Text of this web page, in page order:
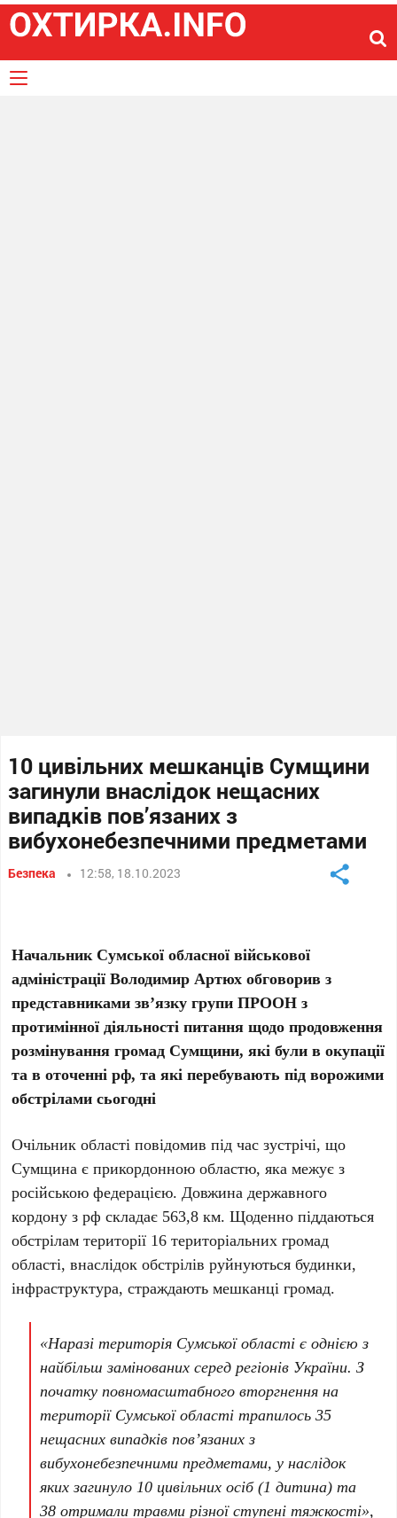
10 цивільних мешканців Сумщини
загинули внаслідок нещасних
випадків пов’язаних з
вибухонебезпечними предметами
Безпека 12:58, 18.10.2023
Начальник Сумської обласної військової
адміністрації Володимир Артюх обговорив з
представниками зв’язку групи ПРООН з
протимінної діяльності питання щодо продовження
розмінування громад Сумщини, які були в окупації
та в оточенні рф, та які перебувають під ворожими
обстрілами сьогодні
Очільник області повідомив під час зустрічі, що
Сумщина є прикордонною областю, яка межує з
російською федерацією. Довжина державного
кордону з рф складає 563,8 км. Щоденно піддаються
обстрілам території 16 територіальних громад
області, внаслідок обстрілів руйнуються будинки,
інфраструктура, страждають мешканці громад.
«Наразі територія Сумської області є однією з
найбільш замінованих серед регіонів України. З
початку повномасштабного вторгнення на
території Сумської області трапилось 35
нещасних випадків пов’язаних з
вибухонебезпечними предметами, у наслідок
яких загинуло 10 цивільних осіб (1 дитина) та
38 отримали травми різної ступені тяжкості»,